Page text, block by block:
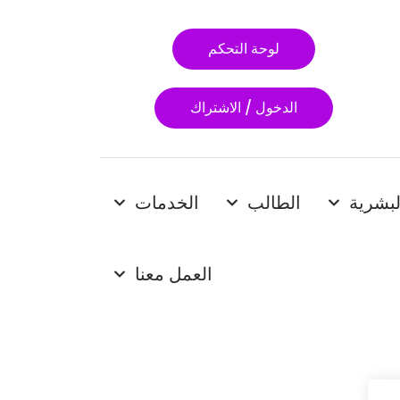
لوحة التحكم
الدخول / الاشتراك
الطالب الخدمات
العمل معنا